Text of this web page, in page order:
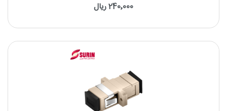
نوع فیبر: OM1 62.5/125μm
240٬000 ریال